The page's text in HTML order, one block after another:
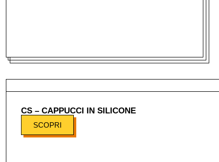
CS – CAPPUCCI IN SILICONE
SCOPRI